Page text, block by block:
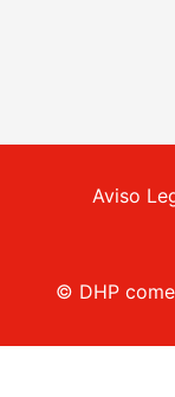
Aviso
© DHP